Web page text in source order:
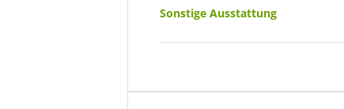
Sonstige Ausstattung